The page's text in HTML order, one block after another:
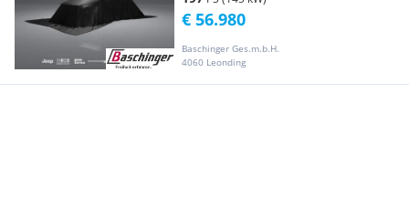
Baschinger Ges.m.b.H.
4060 Leonding
€ 56.980